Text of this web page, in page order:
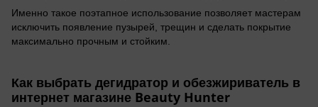
Именно такое поэтапное использование позволяет мастерам
исключить появление пузырей, трещин и сделать покрытие
максимально прочным и стойким.
Как выбрать дегидратор и обезжириватель в
интернет магазине Beauty Hunter